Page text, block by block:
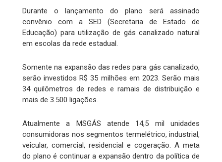
Durante o lançamento do plano será assinado
convênio com a SED (Secretaria de Estado de
Educação) para utilização de gás canalizado natural
em escolas da rede estadual.
Somente na expansão das redes para gás canalizado,
serão investidos R$ 35 milhões em 2023. Serão mais
34 quilômetros de redes e ramais de distribuição e
mais de 3.500 ligações.
Atualmente a MSGÁS atende 14,5 mil unidades
consumidoras nos segmentos termelétrico, industrial,
veicular, comercial, residencial e cogeração. A meta
do plano é continuar a expansão dentro da política de